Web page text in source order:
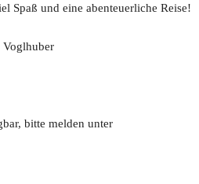
Spaß und eine abenteuerliche Reise!
Voglhuber
bitte melden unter